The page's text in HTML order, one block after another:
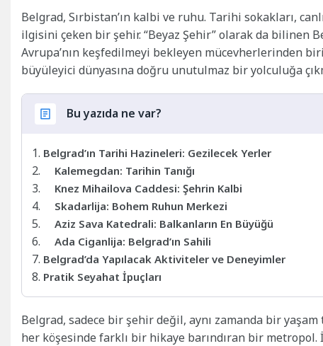
Belgrad, Sırbistan’ın kalbi ve ruhu. Tarihi sokakları,
ilgisini çeken bir şehir. “Beyaz Şehir” olarak da bilinen
Avrupa’nın keşfedilmeyi bekleyen mücevherlerinden
büyüleyici dünyasına doğru unutulmaz bir yolculuğa
Bu yazıda ne var?
Belgrad’ın Tarihi Hazineleri: Gezilecek Yerler
Kalemegdan: Tarihin Tanığı
Knez Mihailova Caddesi: Şehrin Kalbi
Skadarlija: Bohem Ruhun Merkezi
Aziz Sava Katedrali: Balkanların En Büyüğü
Ada Ciganlija: Belgrad’ın Sahili
Belgrad’da Yapılacak Aktiviteler ve Deneyimler
Pratik Seyahat İpuçları
Belgrad, sadece bir şehir değil, aynı zamanda bir
her köşesinde farklı bir hikaye barındıran bir